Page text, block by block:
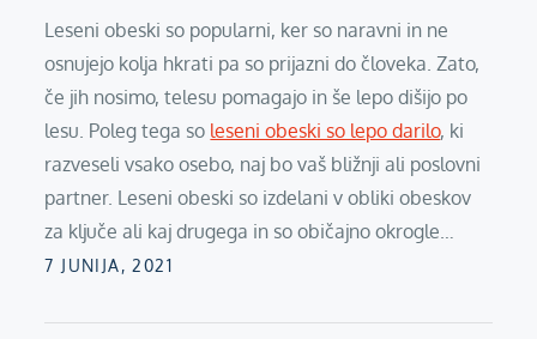
Leseni obeski so popularni, ker so naravni in ne
osnujejo kolja hkrati pa so prijazni do človeka. Zato,
če jih nosimo, telesu pomagajo in še lepo dišijo po
lesu. Poleg tega so leseni obeski so lepo darilo, ki
razveseli vsako osebo, naj bo vaš bližnji ali poslovni
partner. Leseni obeski so izdelani v obliki obeskov
za ključe ali kaj drugega in so običajno okrogle…
Posted
7 JUNIJA, 2021